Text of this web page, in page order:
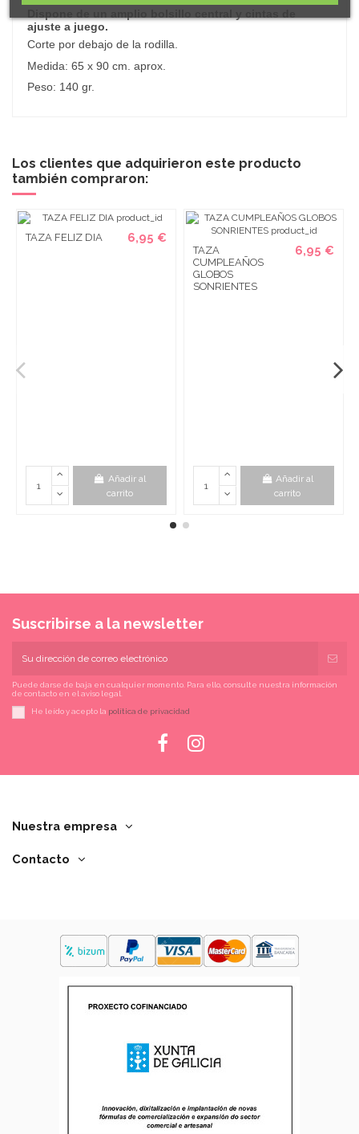
ajuste a juego.
Corte por debajo de la rodilla.
Medida: 65 x 90 cm. aprox.
Peso: 140 gr.
Los clientes que adquirieron este producto
también compraron:
TAZA FELIZ DIA 6,95 €
Añadir al
carrito
TAZA
CUMPLEAÑOS
GLOBOS
SONRIENTES
6,95 €
Añadir al
carrito
Suscribirse a la newsletter
Puede darse de baja en cualquier momento. Para ello, consulte nuestra información
de contacto en el aviso legal.
He leído y acepto la política de privacidad
Nuestra empresa
Contacto